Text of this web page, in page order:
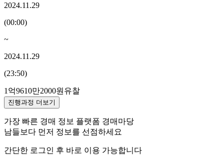
2024.11.29
(00:00)
~
2024.11.29
(23:50)
1억9610만2000원 유찰
진행과정 더보기
가장 빠른 경매 정보 플랫폼 경매마당
남들보다 먼저 정보를 선점하세요
간단한 로그인 후 바로 이용 가능합니다